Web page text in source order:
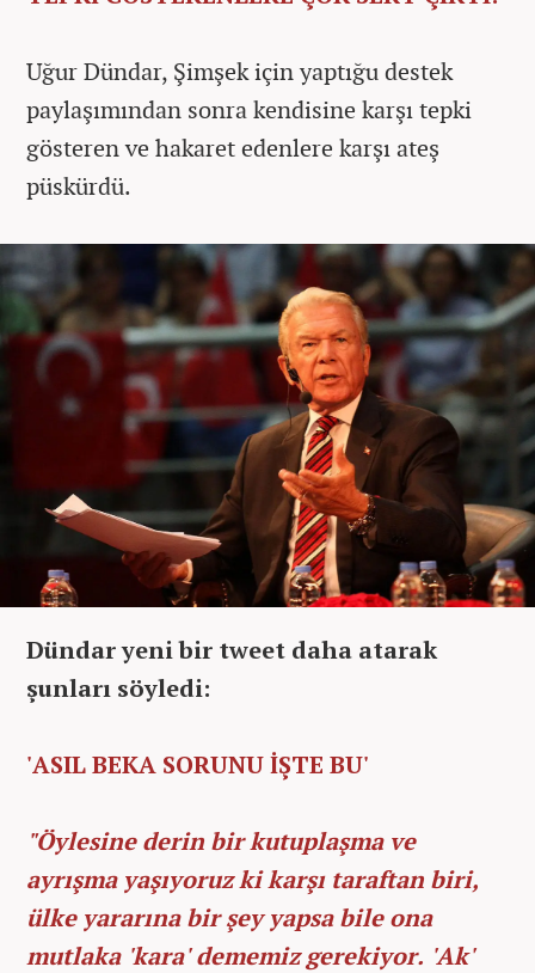
Uğur Dündar, Şimşek için yaptığu destek
paylaşımından sonra kendisine karşı tepki
gösteren ve hakaret edenlere karşı ateş
püskürdü.
Dündar yeni bir tweet daha atarak
şunları söyledi:
'ASIL BEKA SORUNU İŞTE BU'
"Öylesine derin bir kutuplaşma ve
ayrışma yaşıyoruz ki karşı taraftan biri,
ülke yararına bir şey yapsa bile ona
mutlaka 'kara' dememiz gerekiyor. 'Ak'